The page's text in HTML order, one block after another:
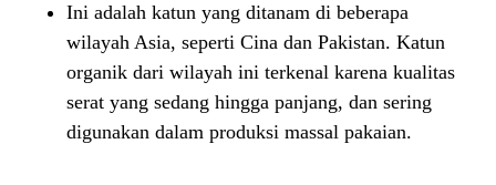
Ini adalah katun yang ditanam di beberapa
wilayah Asia, seperti Cina dan Pakistan. Katun
organik dari wilayah ini terkenal karena kualitas
serat yang sedang hingga panjang, dan sering
digunakan dalam produksi massal pakaian.